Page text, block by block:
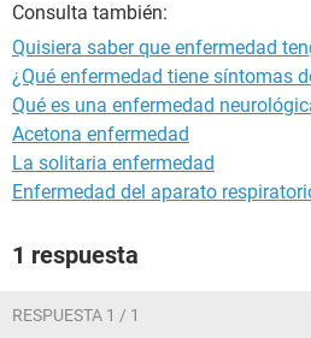
Consulta también:
Quisiera saber que enfermedad
¿Qué enfermedad tiene síntomas
Qué es una enfermedad
Acetona enfermedad
La solitaria enfermedad
Enfermedad del aparato
1 respuesta
RESPUESTA 1 / 1